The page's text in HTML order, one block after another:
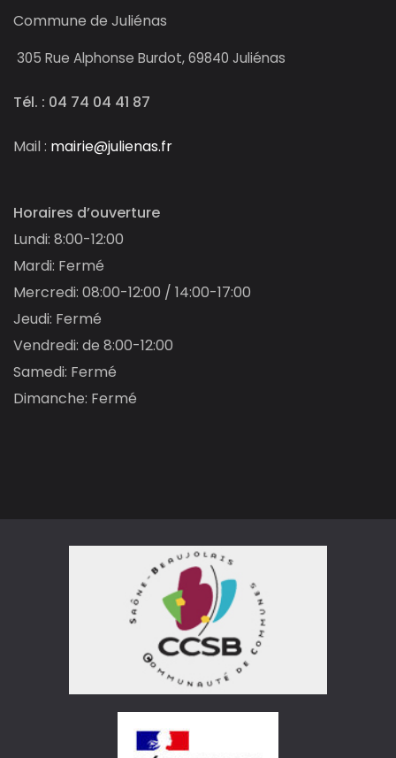
Commune de Juliénas
305 Rue Alphonse Burdot, 69840 Juliénas
Tél. : 04 74 04 41 87
Mail : mairie@julienas.fr
Horaires d’ouverture
Lundi: 8:00-12:00
Mardi: Fermé
Mercredi: 08:00-12:00 / 14:00-17:00
Jeudi: Fermé
Vendredi: de 8:00-12:00
Samedi: Fermé
Dimanche: Fermé